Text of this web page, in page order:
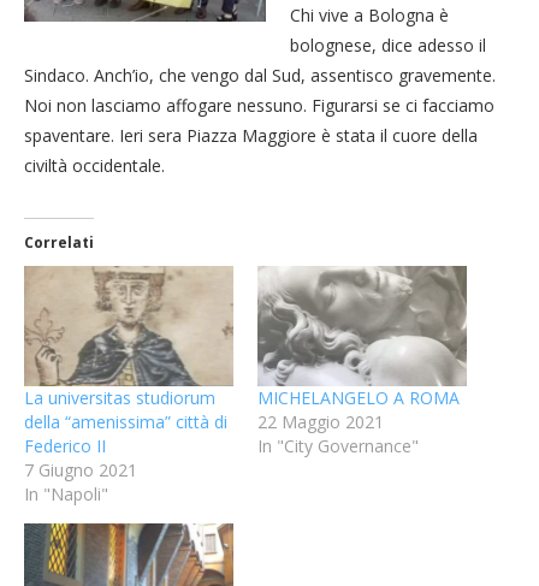
Chi vive a Bologna è
bolognese, dice adesso il
Sindaco. Anch’io, che vengo dal Sud, assentisco gravemente.
Noi non lasciamo affogare nessuno. Figurarsi se ci facciamo
spaventare. Ieri sera Piazza Maggiore è stata il cuore della
civiltà occidentale.
Correlati
La universitas studiorum
della “amenissima” città di
Federico II
7 Giugno 2021
In "Napoli"
MICHELANGELO A ROMA
22 Maggio 2021
In "City Governance"